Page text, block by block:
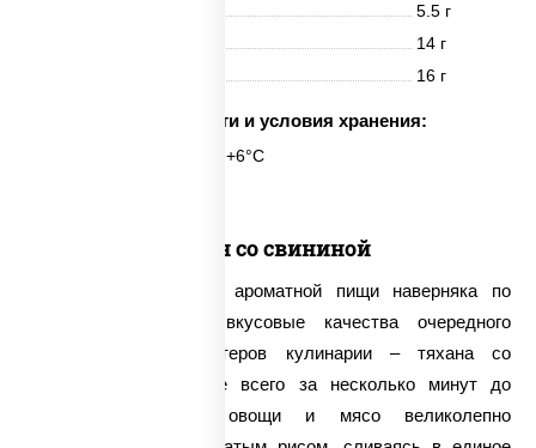
5.5 г
14 г
16 г
Срок годности и условия хранения:
6 часов при t° от +2°C до +6°C
Тяхан со свининой
Поклонники сытной и ароматной пищи наверняка по
достоинству оценят вкусовые качества очередного
творения наших мастеров кулинарии – тяхана со
свининой. Обжаренные всего за несколько минут до
хрустящей корочки овощи и мясо великолепно